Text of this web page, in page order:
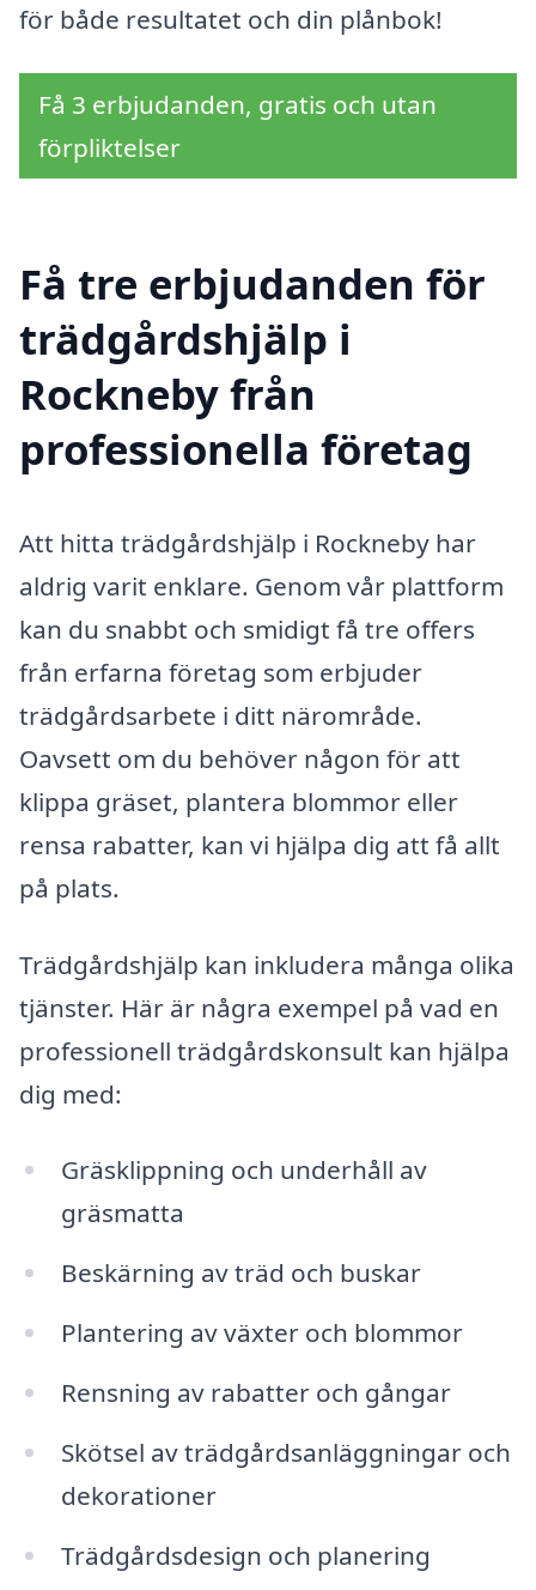
för både resultatet och din plånbok!
Få 3 erbjudanden, gratis och utan
förpliktelser
Få tre erbjudanden för
trädgårdshjälp i
Rockneby från
professionella företag
Att hitta trädgårdshjälp i Rockneby har
aldrig varit enklare. Genom vår plattform
kan du snabbt och smidigt få tre offers
från erfarna företag som erbjuder
trädgårdsarbete i ditt närområde.
Oavsett om du behöver någon för att
klippa gräset, plantera blommor eller
rensa rabatter, kan vi hjälpa dig att få allt
på plats.
Trädgårdshjälp kan inkludera många olika
tjänster. Här är några exempel på vad en
professionell trädgårdskonsult kan hjälpa
dig med:
Gräsklippning och underhåll av
gräsmatta
Beskärning av träd och buskar
Plantering av växter och blommor
Rensning av rabatter och gångar
Skötsel av trädgårdsanläggningar och
dekorationer
Trädgårdsdesign och planering